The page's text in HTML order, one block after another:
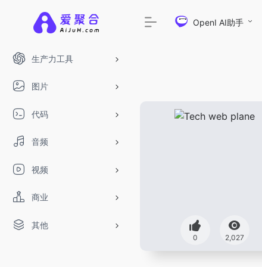
生产力工具
图片
代码
音频
视频
商业
其他
OpenI AI助手
0 2,027
DeepSeek-R1、V3满血版免费用！- 字节